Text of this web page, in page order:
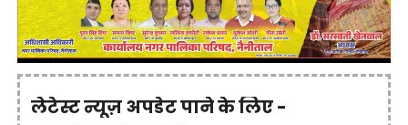
लेटेस्ट न्यूज़ अपडेट पाने के लिए -